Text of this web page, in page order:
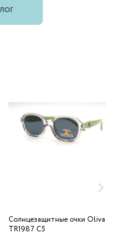
Солнцезащитные очки Oliva
TR1987 С5